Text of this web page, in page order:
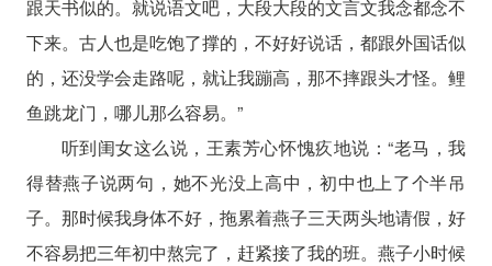
跟天书似的。就说语文吧，大段大段的文言文我念都念不
下来。古人也是吃饱了撑的，不好好说话，都跟外国话似
的，还没学会走路呢，就让我蹦高，那不摔跟头才怪。鲤
鱼跳龙门，哪儿那么容易。”
听到闺女这么说，王素芳心怀愧疚地说：“老马，我
得替燕子说两句，她不光没上高中，初中也上了个半吊
子。那时候我身体不好，拖累着燕子三天两头地请假，好
不容易把三年初中熬完了，赶紧接了我的班。燕子小时候